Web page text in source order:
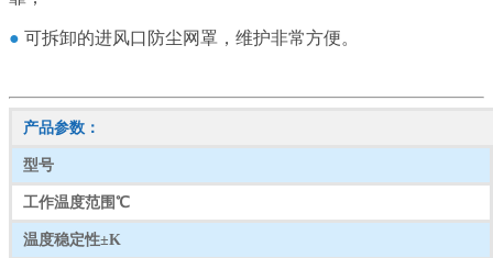
● 可拆卸的进风口防尘网罩，维护非常方便。
产品参数：
型号
工作温度范围℃
温度稳定性±K